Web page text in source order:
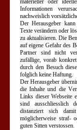
materieller oder
Informationen
nachweislich
Der Herausgeber
Texte verändern oder
zu aktualisieren. Die
auf eigene Gefahr des
Partner sind nicht
zufällige, vorab
durch den Besuch
folglich keine Haftung.
Der Herausgeber
die Inhalte und die
Links dieser Webseite
sind ausschliesslich
distanziert sich
möglicherweise straf-
guten Sitten verstossen.